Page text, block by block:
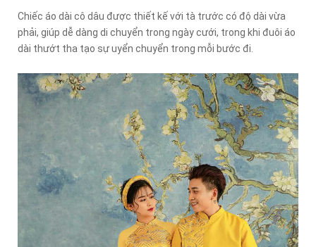
Chiếc áo dài cô dâu được thiết kế với tà trước có độ dài vừa
phải, giúp dễ dàng di chuyển trong ngày cưới, trong khi đuôi áo
dài thướt tha tạo sự uyển chuyển trong mỗi bước đi.